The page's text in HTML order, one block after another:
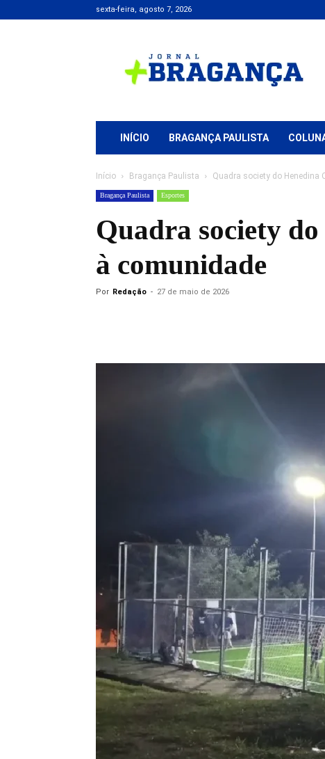
sexta-feira, agosto 7, 2026
+
Bragança
INÍCIO BRAGANÇA PAULISTA
Início Bragança Paulista Quadra society do Henedina
Bragança Paulista Esportes
Quadra society
à comunidade
Por Redação - 27 de maio de 2026